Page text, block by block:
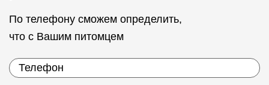
По телефону сможем определить,
что с Вашим питомцем